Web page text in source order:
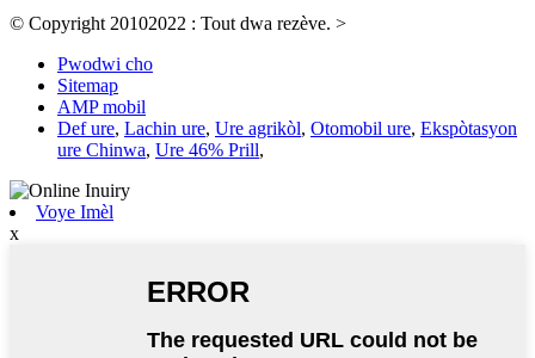
© Copyright 20102022 : Tout dwa rezève. >
Pwodwi cho
Sitemap
AMP mobil
Def ure, Lachin ure, Ure agrikòl, Otomobil ure, Ekspòtasyon
ure Chinwa, Ure 46% Prill,
Voye Imèl
x